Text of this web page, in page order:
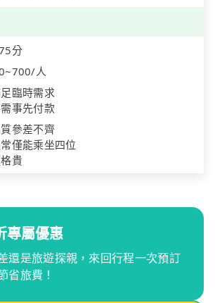
分
人
臨時需求
事先付款
參差不齊
僅能乘坐四位
貴
專屬優惠
還是旅遊探親，來回行程一次預訂
省旅費！